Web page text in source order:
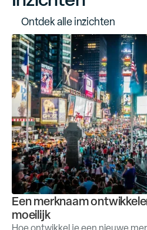
Ontdekalleinzichten
Een merknaam
moeilijk